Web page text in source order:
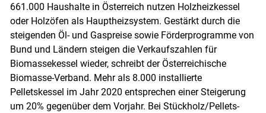
Skip to main content
661.000 Haushalte in Österreich nutzen Holzheizkessel
oder Holzöfen als Hauptheizsystem. Gestärkt durch die
steigenden Öl- und Gaspreise sowie Förderprogramme von
Bund und Ländern steigen die Verkaufszahlen für
Biomassekessel wieder, schreibt der Österreichische
Biomasse-Verband. Mehr als 8.000 installierte
Pelletskessel im Jahr 2020 entsprechen einer Steigerung
um 20% gegenüber dem Vorjahr. Bei Stückholz/Pellets-